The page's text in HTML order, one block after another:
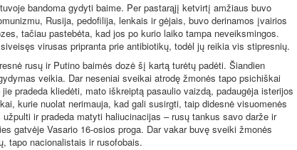
bandoma gydyti baime. Per pastarąjį ketvirtį amžiaus buvo
Rusija, pedofilija, lenkais ir gėjais, buvo derinamos įvairios
tačiau pastebėta, kad jos po kurio laiko tampa neveiksmingos.
virusas pripranta prie antibiotikų, todėl jų reikia vis stipresnių.
rusų ir Putino baimės dozė šį kartą turėtų padėti. Šiandien
veikia. Dar neseniai sveikai atrodę žmonės tapo psichiškai
pradeda kliedėti, mato iškreiptą pasaulio vaizdą, padaugėja isterijos
kurie nuolat nerimauja, kad gali susirgti, taip didesnė visuomenės
ir pradeda matyti haliucinacijas – rusų tankus savo darže ir
gatvėje Vasario 16-osios proga. Dar vakar buvę sveiki žmonės
tapo nacionalistais ir rusofobais.